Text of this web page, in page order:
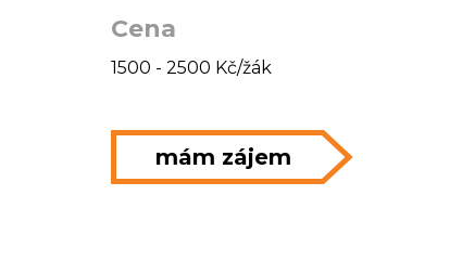
Cena
1500 - 2500 Kč/žák
mám zájem